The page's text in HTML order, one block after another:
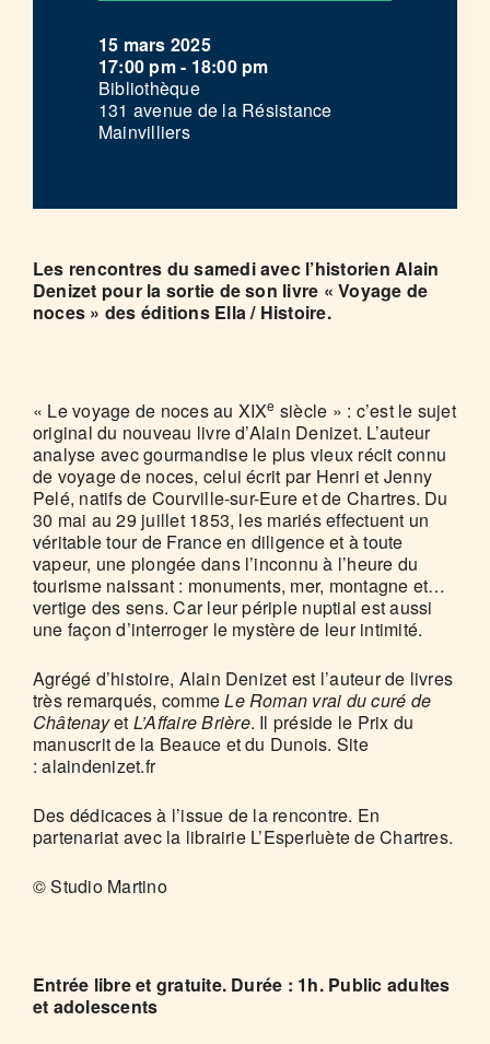
15 mars 2025
17:00 pm - 18:00 pm
Bibliothèque
131 avenue de la Résistance
Mainvilliers
Les rencontres du samedi avec l’historien Alain
Denizet pour la sortie de son livre « Voyage de
noces » des éditions Ella / Histoire.
« Le voyage de noces au XIXe siècle » : c’est le sujet
original du nouveau livre d’Alain Denizet. L’auteur
analyse avec gourmandise le plus vieux récit connu
de voyage de noces, celui écrit par Henri et Jenny
Pelé, natifs de Courville-sur-Eure et de Chartres. Du
30 mai au 29 juillet 1853, les mariés effectuent un
véritable tour de France en diligence et à toute
vapeur, une plongée dans l’inconnu à l’heure du
tourisme naissant : monuments, mer, montagne et…
vertige des sens. Car leur périple nuptial est aussi
une façon d’interroger le mystère de leur intimité.
Agrégé d’histoire, Alain Denizet est l’auteur de livres
très remarqués, commeLe Roman vrai du curé de
Châtenayet L’Affaire Brière. Il préside le Prix du
manuscrit de la Beauce et du Dunois. Site
: alaindenizet.fr
Des dédicaces à l’issue de la rencontre. En
partenariat avec la librairie L’Esperluète de Chartres.
© Studio Martino
Entrée libre et gratuite. Durée : 1h. Public adultes
et adolescents